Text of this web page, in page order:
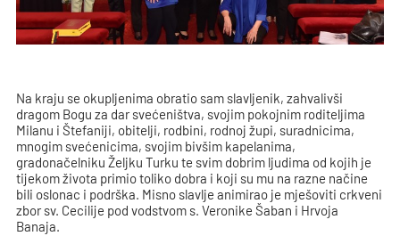
Na kraju se okupljenima obratio sam slavljenik, zahvalivši
dragom Bogu za dar svećeništva, svojim pokojnim roditeljima
Milanu i Štefaniji, obitelji, rodbini, rodnoj župi, suradnicima,
mnogim svećenicima, svojim bivšim kapelanima,
gradonačelniku Željku Turku te svim dobrim ljudima od kojih je
tijekom života primio toliko dobra i koji su mu na razne načine
bili oslonac i podrška. Misno slavlje animirao je mješoviti crkveni
zbor sv. Cecilije pod vodstvom s. Veronike Šaban i Hrvoja
Banaja.